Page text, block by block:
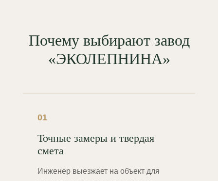
Почему выбирают завод
«ЭКОЛЕПНИНА»
01
Точные замеры и твердая
смета
Инженер выезжает на объект для